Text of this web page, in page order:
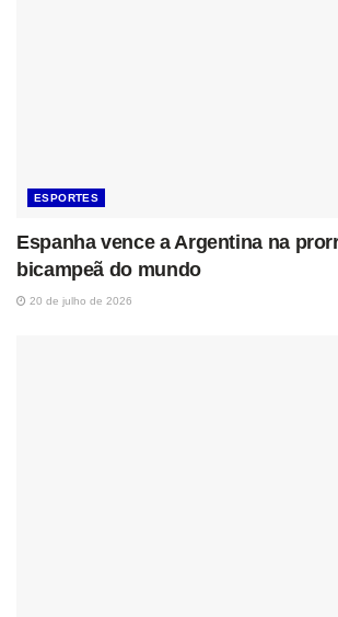
ESPORTES
Espanha vence a Argentina na
bicampeã do mundo
20 de julho de 2026